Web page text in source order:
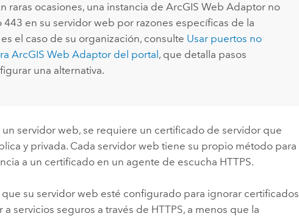
raras ocasiones, una instancia de ArcGIS Web Adaptorno
en su servidor web por razones específicas de la
el caso de su organización, consulte Usar puertos no
ArcGIS Web Adaptordel portal , que detalla pasos
una alternativa.
un servidor web, se requiere un certificado de servidor que
y privada. Cada servidor web tiene su propio método para
a un certificado en un agente de escucha HTTPS.
su servidor web esté configurado para ignorar certificados
servicios seguros a través de HTTPS, a menos que la